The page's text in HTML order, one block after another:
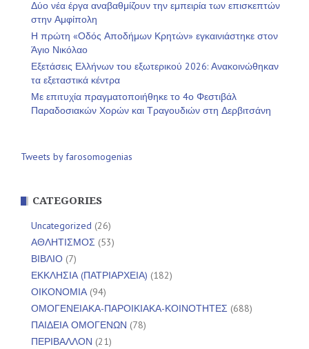
Δύο νέα έργα αναβαθμίζουν την εμπειρία των επισκεπτών
στην Αμφίπολη
Η πρώτη «Οδός Αποδήμων Κρητών» εγκαινιάστηκε στον
Άγιο Νικόλαο
Εξετάσεις Ελλήνων του εξωτερικού 2026: Ανακοινώθηκαν
τα εξεταστικά κέντρα
Με επιτυχία πραγματοποιήθηκε το 4ο Φεστιβάλ
Παραδοσιακών Χορών και Τραγουδιών στη Δερβιτσάνη
Tweets by farosomogenias
CATEGORIES
Uncategorized (26)
ΑΘΛΗΤΙΣΜΟΣ (53)
ΒΙΒΛΙΟ (7)
ΕΚΚΛΗΣΙΑ (ΠΑΤΡΙΑΡΧΕΙΑ) (182)
ΟΙΚΟΝΟΜΙΑ(94)
ΟΜΟΓΕΝΕΙΑΚΑ-ΠΑΡΟΙΚΙΑΚΑ-ΚΟΙΝΟΤΗΤΕΣ (688)
ΠΑΙΔΕΙΑ ΟΜΟΓΕΝΩΝ (78)
ΠΕΡΙΒΑΛΛΟΝ (21)